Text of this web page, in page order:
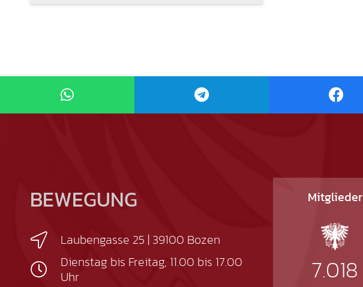
BEWEGUNG
Laubengasse 25 | 39100 Bozen
Dienstag bis Freitag, 11.00 bis 17.00
Uhr
Mitglieder
7.018